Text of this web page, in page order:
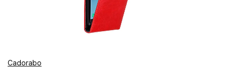
Cadorabo